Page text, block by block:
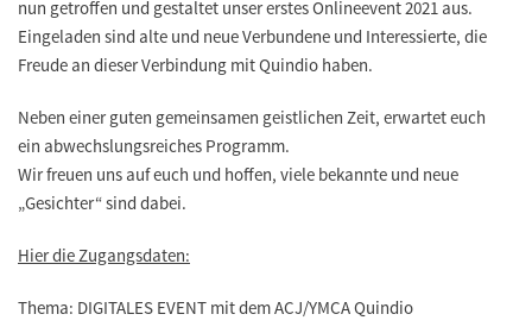
nun getroffen und gestaltet unser erstes Onlineevent 2021 aus.
Eingeladen sind alte und neue Verbundene und Interessierte, die
Freude an dieser Verbindung mit Quindio haben.
Neben einer guten gemeinsamen geistlichen Zeit, erwartet euch
ein abwechslungsreiches Programm.
Wir freuen uns auf euch und hoffen, viele bekannte und neue
„Gesichter“ sind dabei.
Hier die Zugangsdaten:
Thema: DIGITALES EVENT mit dem ACJ/YMCA Quindio